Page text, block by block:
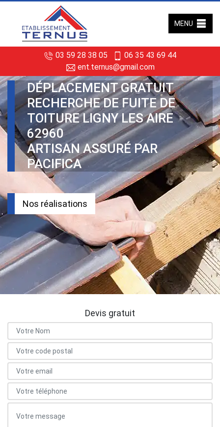
03 59 28 38 05
06 35 43 69 44
ent.ternus@gmail.com
MENU
DÉPLACEMENT GRATUIT
RECHERCHE DE FUITE DE
TOITURE LIGNY LES AIRE
62960
ARTISAN ASSURÉ PAR
PACIFICA
Nos réalisations
Devis gratuit